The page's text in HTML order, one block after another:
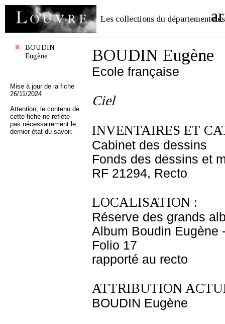
Les collections du département des
BOUDIN
Eugène
Mise à jour de la fiche
26/11/2024
Attention, le contenu de
cette fiche ne reflète
pas nécessairement le
dernier état du savoir.
BOUDIN Eugène
Ecole française
Ciel
INVENTAIRES ET
Cabinet des dessins
Fonds des dessins et
RF 21294, Recto
LOCALISATION :
Réserve des grands
Album Boudin Eugène
Folio 17
rapporté au recto
ATTRIBUTION
BOUDIN Eugène